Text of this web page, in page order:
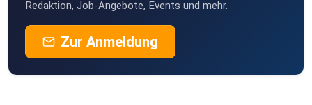
Redaktion, Job-Angebote, Events und mehr.
Zur Anmeldung